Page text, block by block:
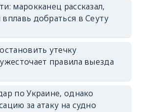
марокканец рассказал,
добраться в Сеуту
утечку
правила выезда
по Украине, однако
за атаку на судно